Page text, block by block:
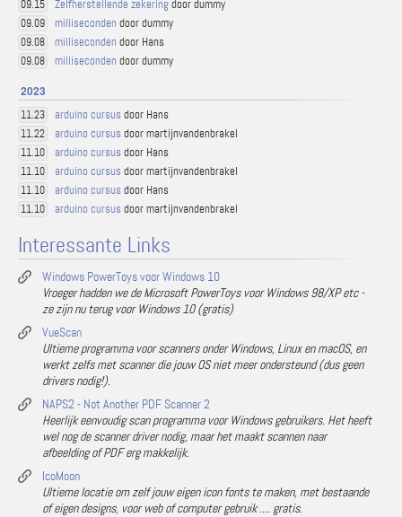
09.15 Zelfherstellende zekeringdoor dummy
09.09 milliseconden door dummy
09.08 milliseconden door Hans
09.08 milliseconden door dummy
2023
11.23 arduino cursus door Hans
11.22 arduino cursus door martijnvandenbrakel
11.10 arduino cursus door Hans
11.10 arduino cursus door martijnvandenbrakel
11.10 arduino cursus door Hans
11.10 arduino cursus door martijnvandenbrakel
Interessante Links
Windows PowerToys voor Windows 10
Vroeger hadden we de Microsoft PowerToys voor Windows 98/XP etc -
ze zijn nu terug voor Windows 10 (gratis)
VueScan
Ultieme programma voor scanners onder Windows, Linux en macOS, en
werkt zelfs met scanner die jouw OS niet meer ondersteund (dus geen
drivers nodig!).
NAPS2 - Not Another PDF Scanner 2
Heerlijk eenvoudig scan programma voor Windows gebruikers. Het heeft
wel nog de scanner driver nodig, maar het maakt scannen naar
afbeelding of PDF erg makkelijk.
IcoMoon
Ultieme locatie om zelf jouw eigen icon fonts te maken, met bestaande
of eigen designs, voor web of computer gebruik .... gratis.